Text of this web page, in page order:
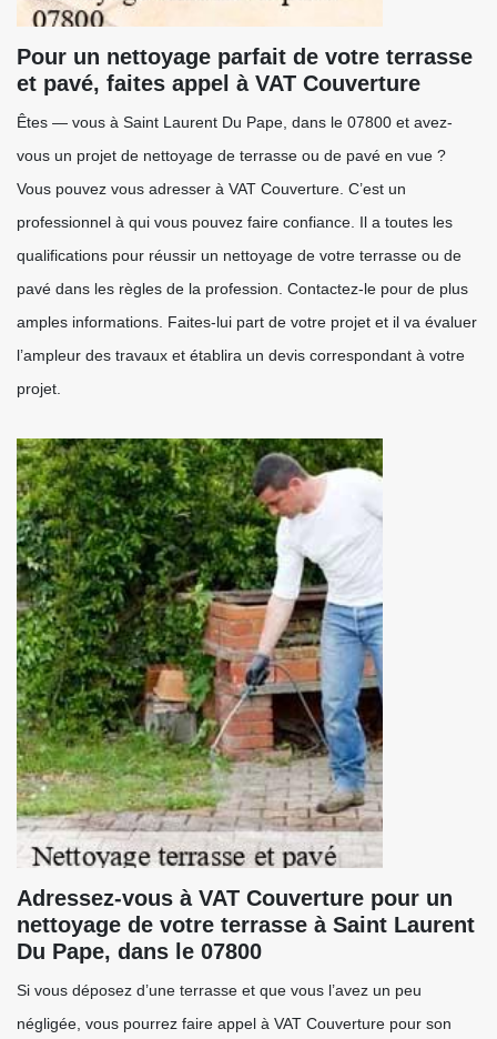
Pour un nettoyage parfait de votre terrasse
et pavé, faites appel à VAT Couverture
Êtes — vous à Saint Laurent Du Pape, dans le 07800 et avez-
vous un projet de nettoyage de terrasse ou de pavé en vue ?
Vous pouvez vous adresser à VAT Couverture. C’est un
professionnel à qui vous pouvez faire confiance. Il a toutes les
qualifications pour réussir un nettoyage de votre terrasse ou de
pavé dans les règles de la profession. Contactez-le pour de plus
amples informations. Faites-lui part de votre projet et il va évaluer
l’ampleur des travaux et établira un devis correspondant à votre
projet.
Adressez-vous à VAT Couverture pour un
nettoyage de votre terrasse à Saint Laurent
Du Pape, dans le 07800
Si vous déposez d’une terrasse et que vous l’avez un peu
négligée, vous pourrez faire appel à VAT Couverture pour son